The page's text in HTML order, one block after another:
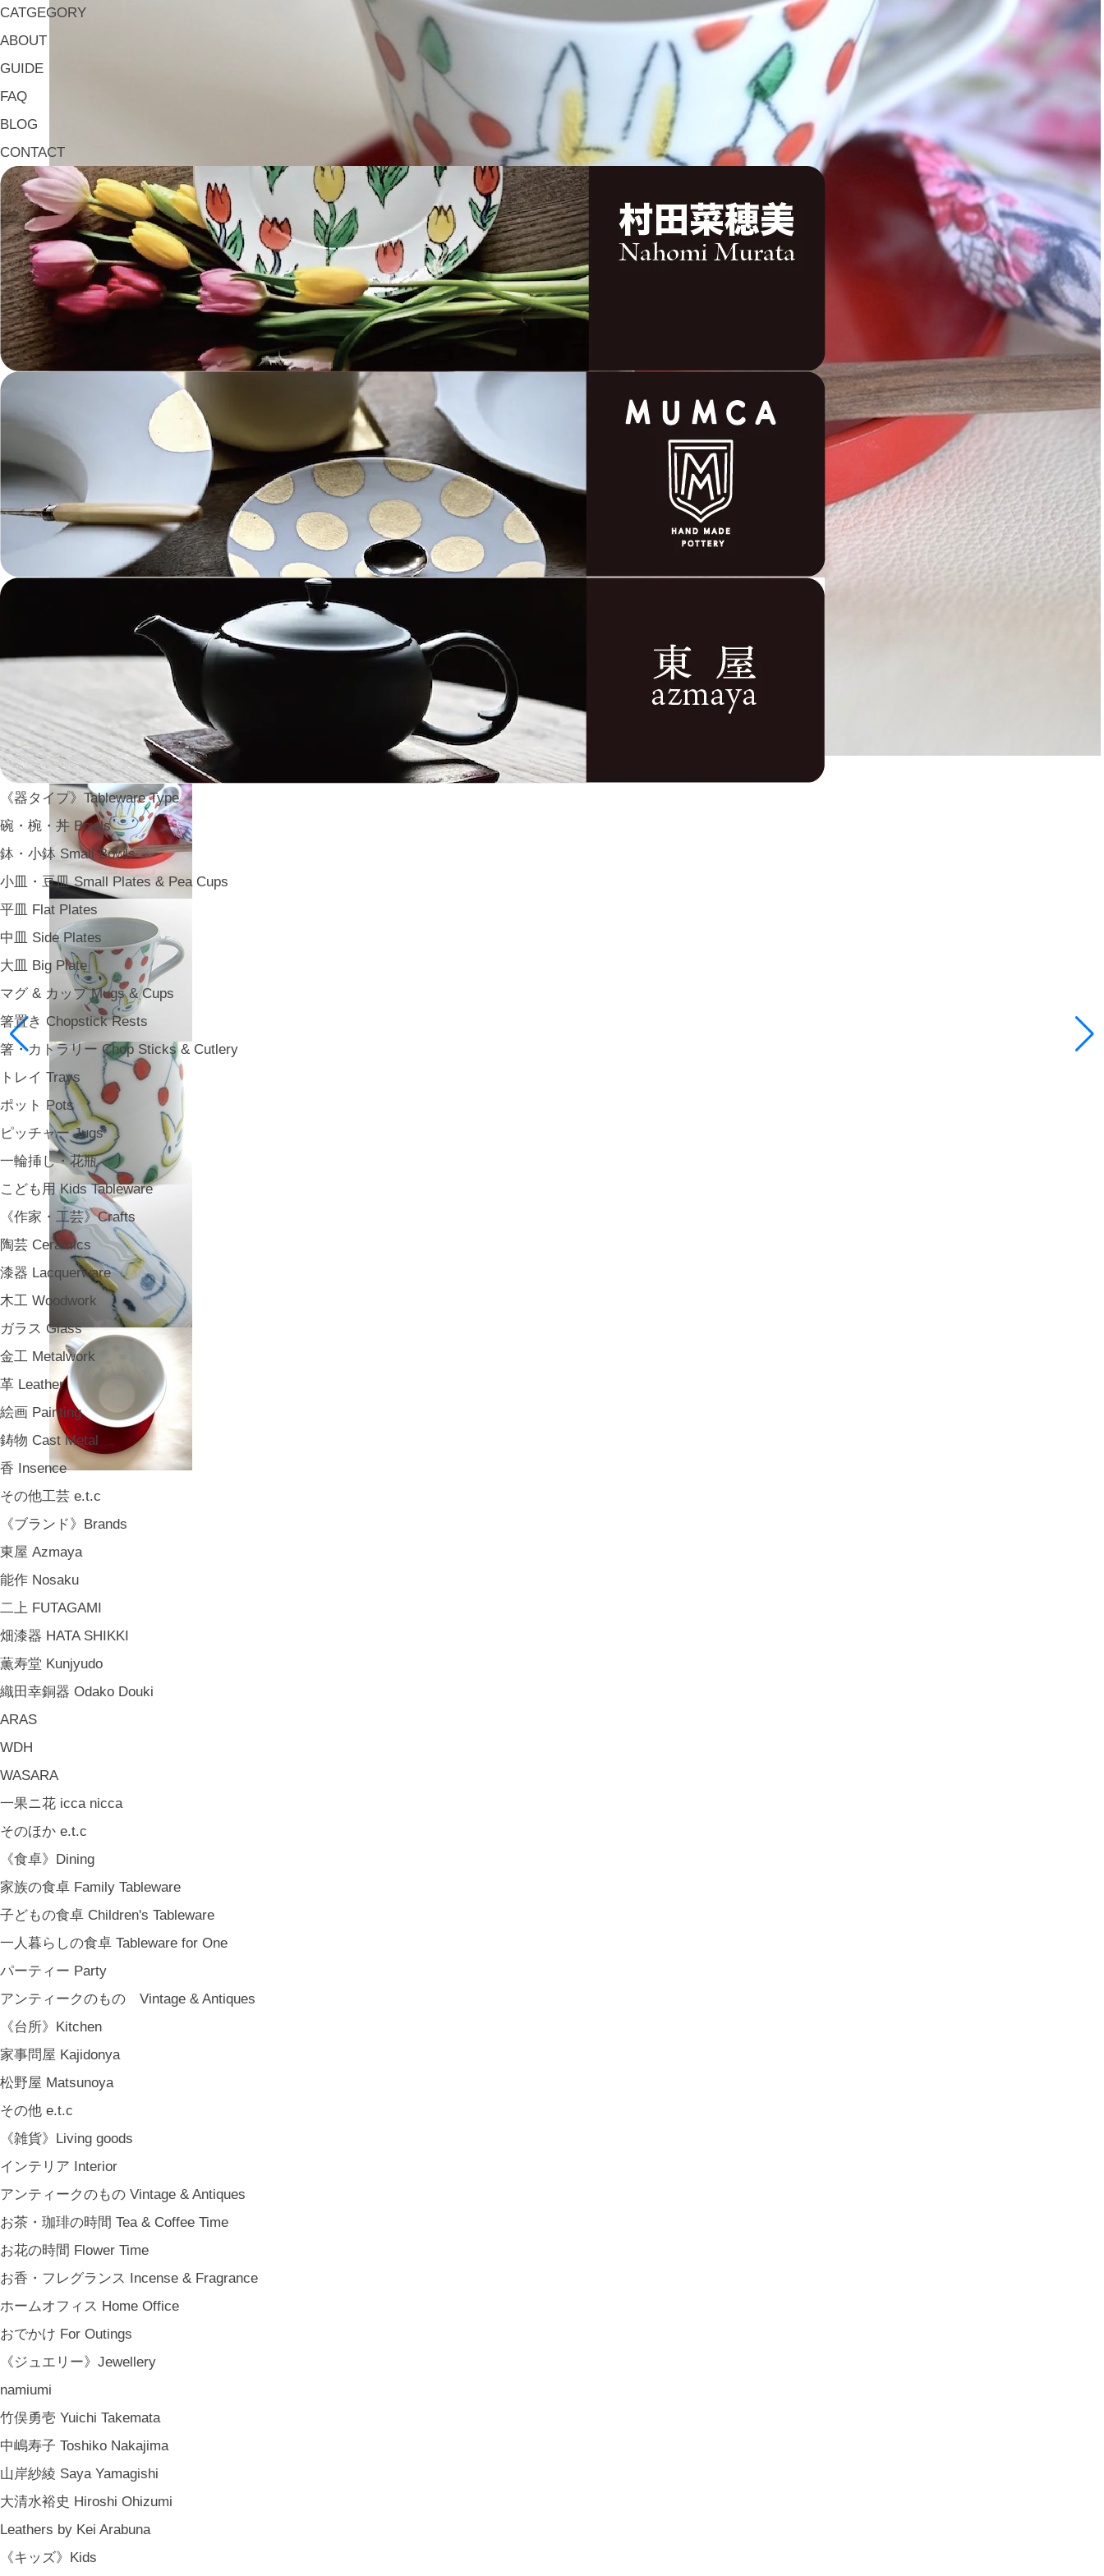
CATGEGORY
ABOUT
GUIDE
FAQ
BLOG
CONTACT
《器タイプ》Tableware Type
碗・椀・丼 Bowls
鉢・小鉢 Small Bowls
小皿・豆皿 Small Plates & Pea Cups
平皿 Flat Plates
中皿 Side Plates
大皿 Big Plate
マグ & カップ Mugs & Cups
箸置き Chopstick Rests
箸・カトラリー Chop Sticks & Cutlery
トレイ Trays
ポット Pots
ピッチャー Jugs
一輪挿し・花瓶
こども用 Kids Tableware
《作家・工芸》Crafts
陶芸 Ceramics
漆器 Lacquerware
木工 Woodwork
ガラス Glass
金工 Metalwork
革 Leather
絵画 Painting
鋳物 Cast Metal
香 Insence
その他工芸 e.t.c
《ブランド》Brands
東屋 Azmaya
能作 Nosaku
二上 FUTAGAMI
畑漆器 HATA SHIKKI
薫寿堂 Kunjyudo
織田幸銅器 Odako Douki
ARAS
WDH
WASARA
一果ニ花 icca nicca
そのほか e.t.c
《食卓》Dining
家族の食卓 Family Tableware
子どもの食卓 Children's Tableware
一人暮らしの食卓 Tableware for One
パーティー Party
アンティークのもの Vintage & Antiques
《台所》Kitchen
家事問屋 Kajidonya
松野屋 Matsunoya
その他 e.t.c
《雑貨》Living goods
インテリア Interior
アンティークのもの Vintage & Antiques
お茶・珈琲の時間 Tea & Coffee Time
お花の時間 Flower Time
お香・フレグランス Incense & Fragrance
ホームオフィス Home Office
おでかけ For Outings
《ジュエリー》Jewellery
namiumi
竹俣勇壱 Yuichi Takemata
中嶋寿子 Toshiko Nakajima
山岸紗綾 Saya Yamagishi
大清水裕史 Hiroshi Ohizumi
Leathers by Kei Arabuna
《キッズ》Kids